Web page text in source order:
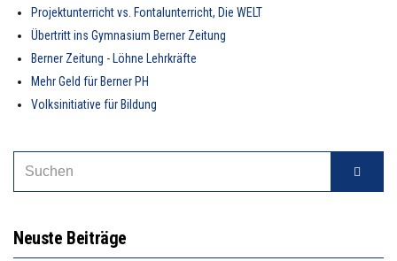
Projektunterricht vs. Fontalunterricht, Die WELT
Übertritt ins Gymnasium Berner Zeitung
Berner Zeitung - Löhne Lehrkräfte
Mehr Geld für Berner PH
Volksinitiative für Bildung
SEARCH
Neuste Beiträge